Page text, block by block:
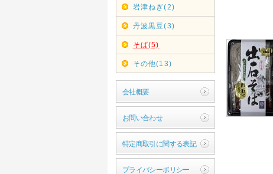
岩津ねぎ(2)
丹波黒豆(3)
そば(5)
その他(13)
会社概要
お問い合わせ
特定商取引に関する表記
プライバシーポリシー